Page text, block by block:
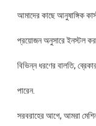
আমাদের কাছে আনুষাঙ্গিক
প্রয়োজন অনুসারে ইনস্টল
বিভিন্ন ধরণের বালতি,
পারেন.
সরবরাহের আগে, আমরা